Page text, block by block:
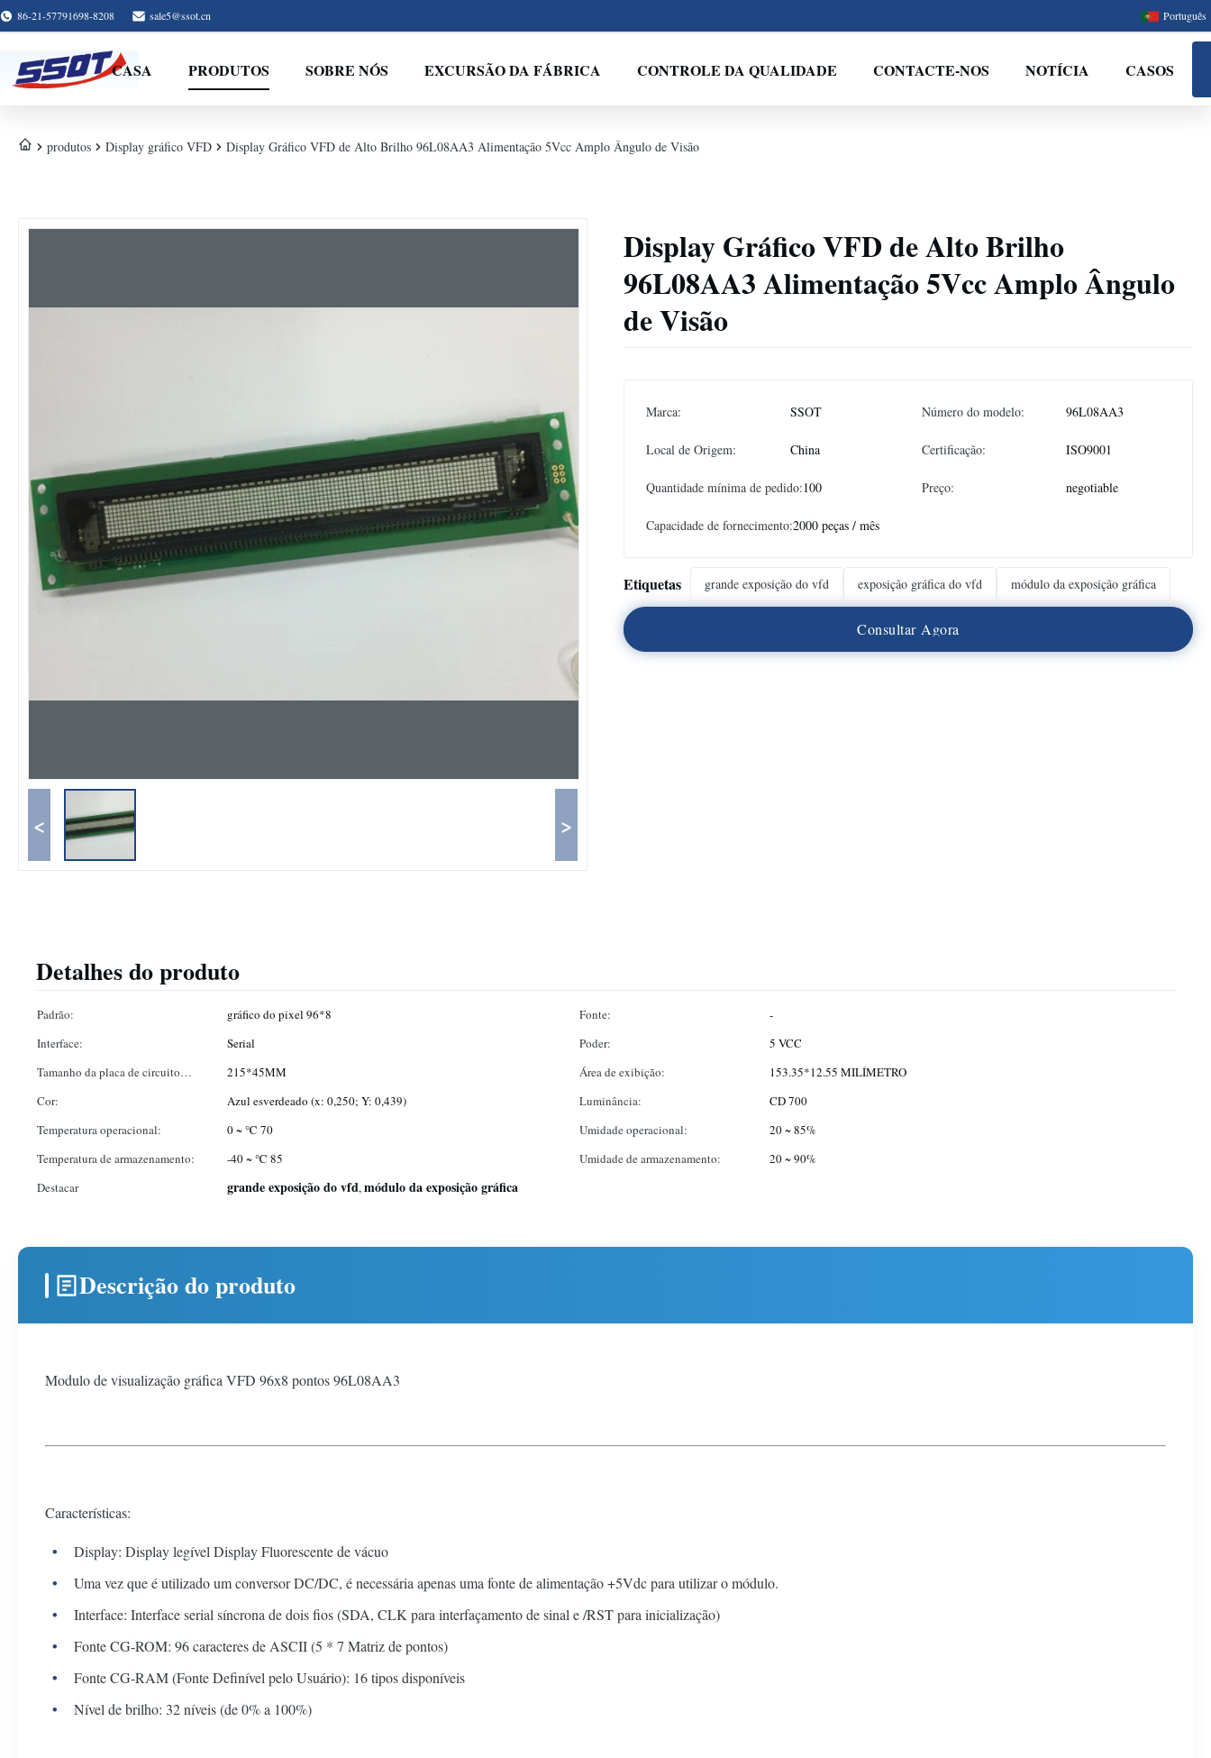
86-21-57791698-8208 sale5@ssot.cn Português
CASA PRODUTOS SOBRE NÓS EXCURSÃO DA FÁBRICA CONTROLE DA QUALIDADE CONTACTE-NOS NOTÍCIA CASOS
produtos Display gráfico VFD Display Gráfico VFD de Alto Brilho 96L08AA3 Alimentação 5Vcc Amplo Ângulo de Visão
< >
Display Gráfico VFD de Alto Brilho
96L08AA3 Alimentação 5Vcc Amplo Ângulo
de Visão
Marca: SSOT Número do modelo: 96L08AA3
Local de Origem: China Certificação: ISO9001
Quantidade mínima de pedido:100 Preço: negotiable
Capacidade de fornecimento:2000 peças / mês
Etiquetas grande exposição do vfd exposição gráfica do vfd módulo da exposição gráfica
Consultar Agora
Detalhes do produto
Padrão: gráfico do pixel 96*8 Fonte:
-
Interface:
Serial Poder:
5 VCC
Tamanho da placa de circuito
impresso:
215*45MM Área de exibição:
153.35*12.55 MILÍMETRO
Cor:
Azul esverdeado (x: 0,250; Y: 0,439) Luminância:
CD 700
Temperatura operacional:
0 ~ ℃ 70 Umidade operacional:
20 ~ 85%
Temperatura de armazenamento:
-40 ~ ℃ 85 Umidade de armazenamento:
20 ~ 90%
Destacar
grande exposição do vfd,módulo da exposição gráfica
Descrição do produto
Modulo de visualização gráfica VFD 96x8 pontos 96L08AA3
Características:
Display: Display legível Display Fluorescente de vácuo
Uma vez que é utilizado um conversor DC/DC, é necessária apenas uma fonte de alimentação +5Vdc para utilizar o módulo.
Interface: Interface serial síncrona de dois fios (SDA, CLK para interfaçamento de sinal e /RST para inicialização)
Fonte CG-ROM: 96 caracteres de ASCII (5 * 7 Matriz de pontos)
Fonte CG-RAM (Fonte Definível pelo Usuário): 16 tipos disponíveis
Nível de brilho: 32 níveis (de 0% a 100%)